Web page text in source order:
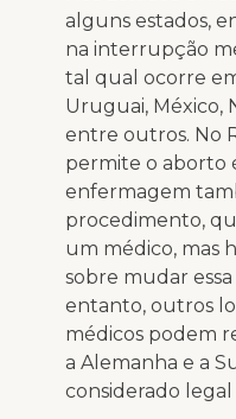
alguns estados,
na interrupção
tal qual ocorre
Uruguai, México,
entre outros. No
permite o aborto
enfermagem
procedimento,
um médico, mas
sobre mudar
entanto, outros
médicos podem
a Alemanha e a
considerado legal